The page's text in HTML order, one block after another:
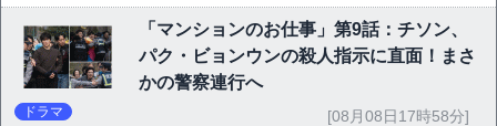
「マンションのお仕事」第9話：チソン、
パク・ビョンウンの殺人指示に直面！まさ
かの警察連行へ
ドラマ [08月08日17時58分]